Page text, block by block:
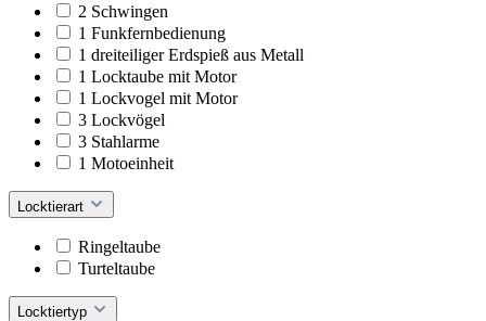
2 Schwingen
1 Funkfernbedienung
1 dreiteiliger Erdspieß aus Metall
1 Locktaube mit Motor
1 Lockvogel mit Motor
3 Lockvögel
3 Stahlarme
1 Motoeinheit
Locktierart
Ringeltaube
Turteltaube
Locktiertyp